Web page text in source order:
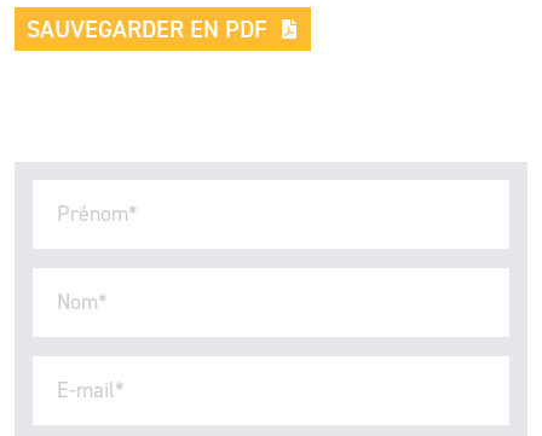
SAUVEGARDER EN PDF
Prénom*
E-mail*
Nom*